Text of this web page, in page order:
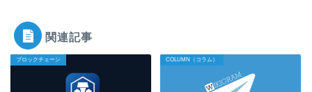
関連記事
ブロックチェーン COLUMN（コラム）